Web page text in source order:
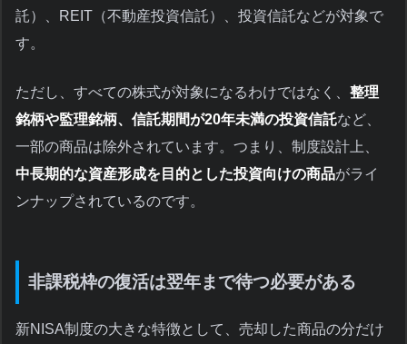
託）、REIT（不動産投資信託）、投資信託などが対象で
す。
ただし、すべての株式が対象になるわけではなく、 整理
銘柄や監理銘柄、信託期間が20年未満の投資信託など、
一部の商品は除外されています。つまり、制度設計上、
中長期的な資産形成を目的とした投資向けの商品がライ
ンナップされているのです。
非課税枠の復活は翌年まで待つ必要がある
新NISA制度の大きな特徴として、売却した商品の分だけ